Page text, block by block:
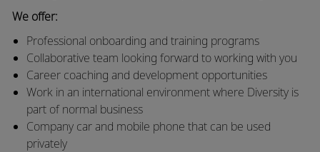
We offer:
Professional onboarding and training programs
Collaborative team looking forward to working with you
Career coaching and development opportunities
Work in an international environment where Diversity is
part of normal business
Company car and mobile phone that can be used
privately